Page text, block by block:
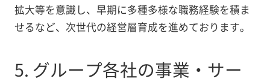
拡大等を意識し、早期に多種多様な職務経験を積ま
せるなど、次世代の経営層育成を進めております。
5. グループ各社の事業・サー